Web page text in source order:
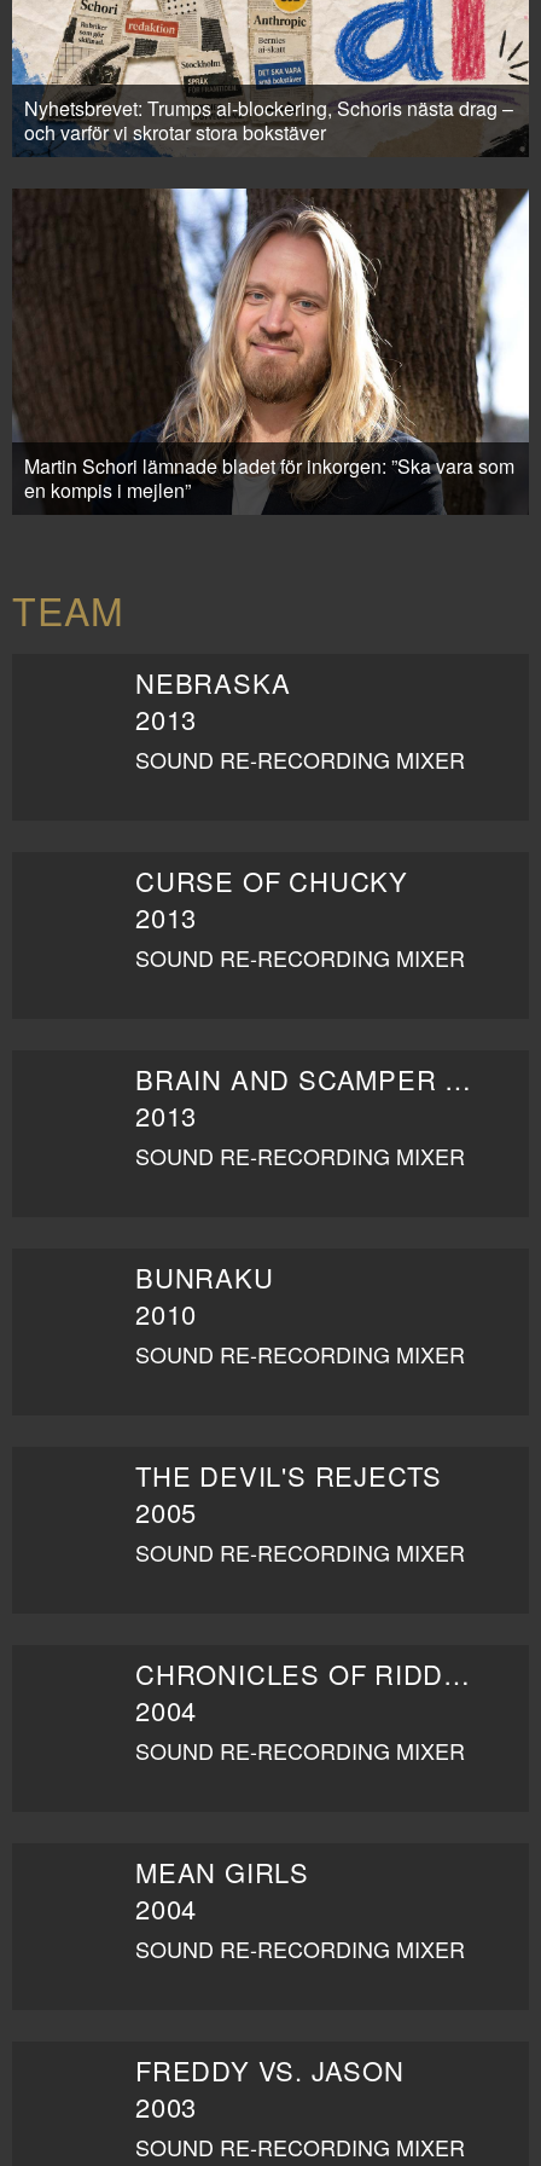
Nyhetsbrevet: Trumps ai-blockering, Schoris nästa drag –
och varför vi skrotar stora bokstäver
Martin Schori lämnade bladet för inkorgen: ”Ska vara som
en kompis i mejlen”
TEAM
NEBRASKA
2013
SOUND RE-RECORDING MIXER
CURSE OF CHUCKY
2013
SOUND RE-RECORDING MIXER
BRAIN AND SCAMPER SHOW THE MOVIE SEQUEL
2013
SOUND RE-RECORDING MIXER
BUNRAKU
2010
SOUND RE-RECORDING MIXER
THE DEVIL'S REJECTS
2005
SOUND RE-RECORDING MIXER
CHRONICLES OF RIDDICK
2004
SOUND RE-RECORDING MIXER
MEAN GIRLS
2004
SOUND RE-RECORDING MIXER
FREDDY VS. JASON
2003
SOUND RE-RECORDING MIXER